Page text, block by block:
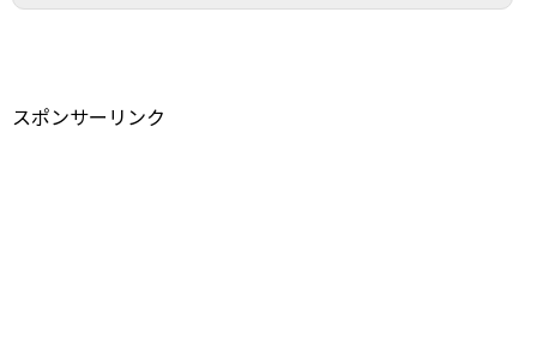
スポンサーリンク